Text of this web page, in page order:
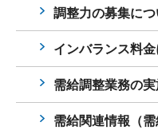
調整力の募集につ
インバランス料
需給調整業務の
需給関連情報（